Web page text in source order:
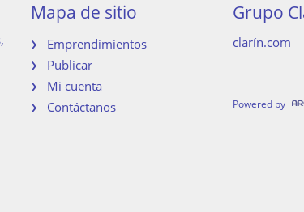
Mapa de sitio
Emprendimientos
Publicar
Mi cuenta
Contáctanos
Grupo
clarín.com
Powered by